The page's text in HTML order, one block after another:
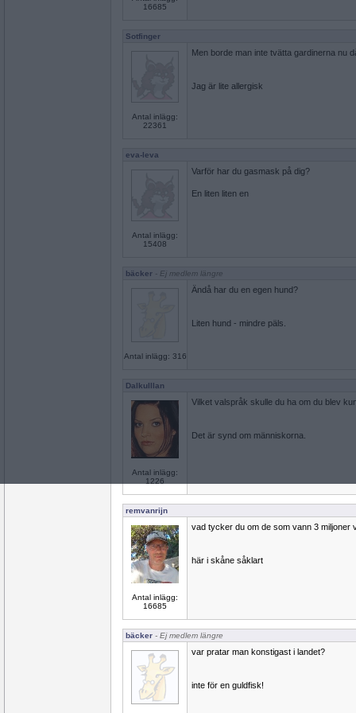
16685
Sotfinger
Antal inlägg:
22361
Men borde man inte tvätta gardinerna nu
Jag är lite allergisk
eva-leva
Antal inlägg:
15408
Varför har du gasmask på dig?
En liten liten en
bäcker - Ej medlem längre
Antal inlägg: 316
Ändå har du en egen hund?
Liten hund - mindre päls.
Dalkulllan
Antal inlägg:
1226
Vilket valspråk skulle du ha om du blev
Det är synd om människorna.
remvanrijn
Antal inlägg:
16685
vad tycker du om de som vann 3 miljoner
här i skåne såklart
bäcker - Ej medlem längre
var pratar man konstigast i landet?
inte för en guldfisk!